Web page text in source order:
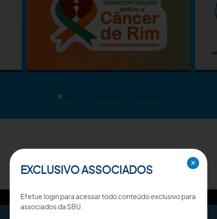
✕
EXCLUSIVO ASSOCIADOS
Efetue login para acessar todo conteúdo exclusivo para
associados da SBU.